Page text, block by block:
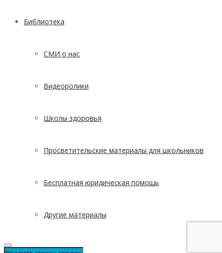
Библиотека
СМИ о нас
Видеоролики
Школы здоровья
Просветительские материалы для школьников
Бесплатная юридическая помощь
Другие материалы